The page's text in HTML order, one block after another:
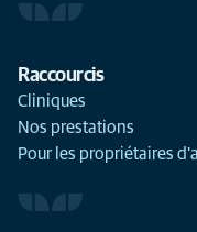
Raccourcis
Cliniques
Nos prestations
Pour les propriétaires